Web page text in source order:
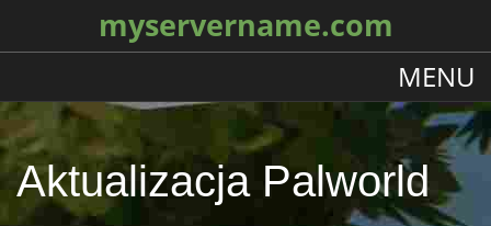
myservername.com
MENU
Aktualizacja Palworld